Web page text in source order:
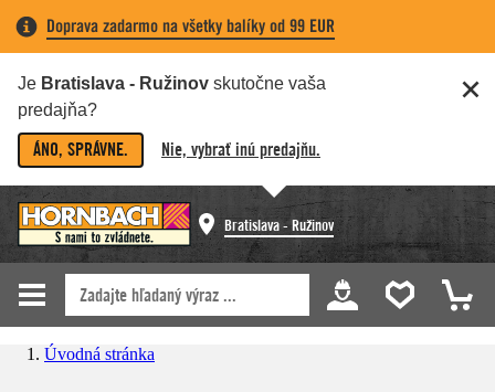
Doprava zadarmo na všetky balíky od 99 EUR
Je Bratislava - Ružinov skutočne vaša
predajňa?
ÁNO, SPRÁVNE. Nie, vybrať inú predajňu.
Bratislava - Ružinov
Úvodná stránka